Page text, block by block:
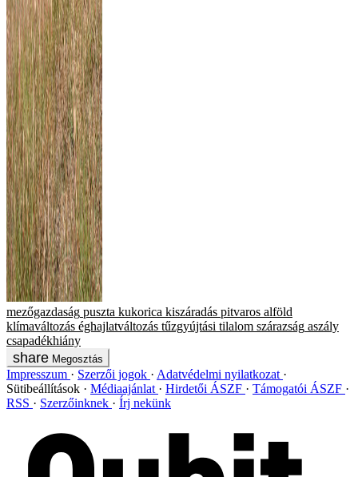
mezőgazdaság puszta kukorica kiszáradás pitvaros alföld
klímaváltozás éghajlatváltozás tűzgyújtási tilalom szárazság aszály
csapadékhiány
Megosztás
Impresszum Szerzői jogok
Adatvédelmi nyilatkozat
Sütibeállítások
Médiaajánlat Hirdetői ÁSZF
Támogatói ÁSZF
RSS
Szerzőinknek Írj nekünk